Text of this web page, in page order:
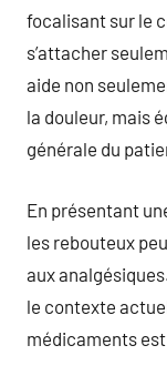
focalisant sur le
s’attacher
aide non
la douleur, mais
générale du
En présentant
les rebouteux
aux
le contexte
médicaments